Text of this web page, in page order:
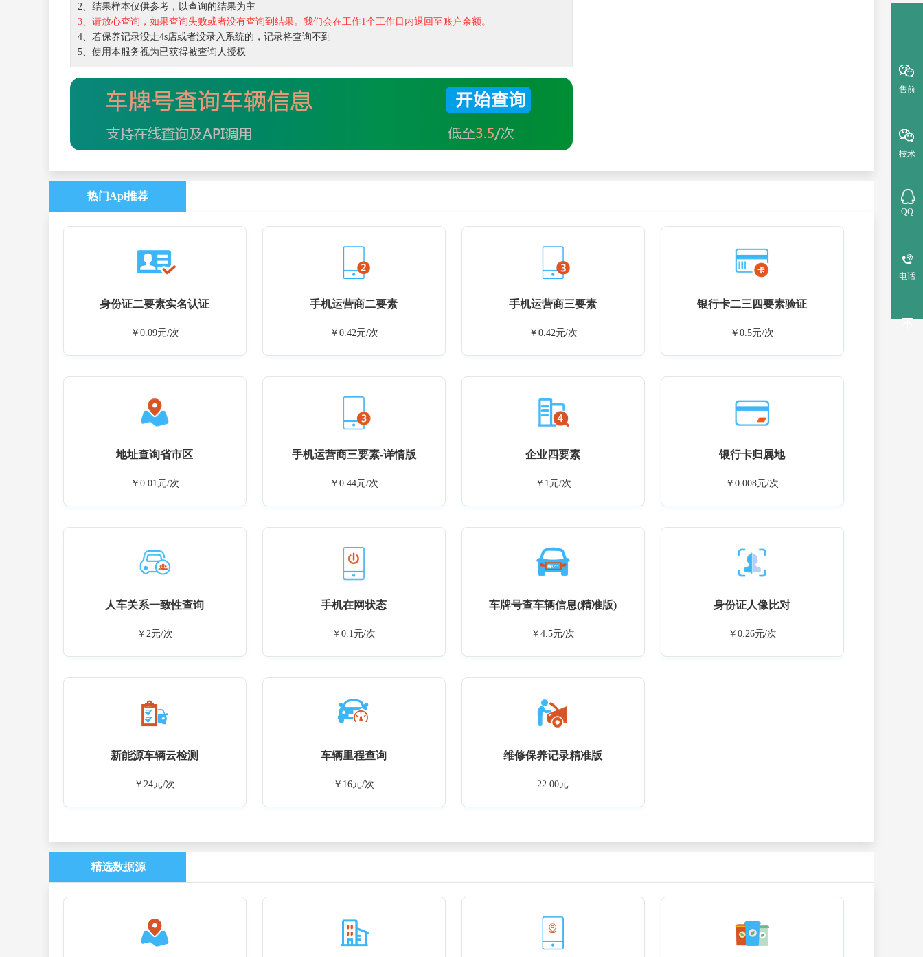
2、结果样本仅供参考，以查询的结果为主
3、请放心查询，如果查询失败或者没有查询到结果。我们会在工作1个工作日内退回至账户余额。
4、若保养记录没走4s店或者没录入系统的，记录将查询不到
5、使用本服务视为已获得被查询人授权
热门Api推荐
身份证二要素实名认证
￥0.09元/次
手机运营商二要素
￥0.42元/次
手机运营商三要素
￥0.42元/次
银行卡二三四要素验证
￥0.5元/次
地址查询省市区
￥0.01元/次
手机运营商三要素-详情版
￥0.44元/次
企业四要素
￥1元/次
银行卡归属地
￥0.008元/次
人车关系一致性查询
￥2元/次
手机在网状态
￥0.1元/次
车牌号查车辆信息(精准版)
￥4.5元/次
身份证人像比对
￥0.26元/次
新能源车辆云检测
￥24元/次
车辆里程查询
￥16元/次
维修保养记录精准版
22.00元
精选数据源
售前
技术
QQ
电话